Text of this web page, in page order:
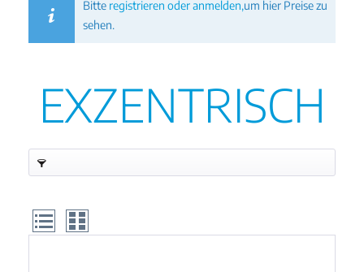
Bitte registrieren oder anmelden,um hier Preise zu
sehen.
EXZENTRISCH